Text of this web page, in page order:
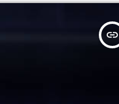
insert_link